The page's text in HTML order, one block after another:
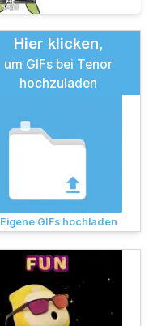
Hier klicken,
um GIFs bei Tenor
hochzuladen
Eigene GIFs hochladen